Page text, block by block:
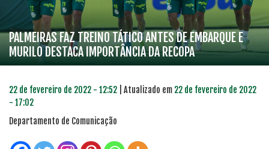
PALMEIRAS FAZ TREINO TÁTICO ANTES DE EMBARQUE E
MURILO DESTACA IMPORTÂNCIA DA RECOPA
22 de fevereiro de 2022 - 12:52 | Atualizado em 22 de fevereiro de 2022
- 17:02
Departamento de Comunicação